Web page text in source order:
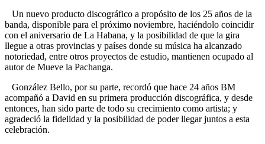
Un nuevo producto discográfico a propósito de los 25 años de la
banda, disponible para el próximo noviembre, haciéndolo coincidir
con el aniversario de La Habana, y la posibilidad de que la gira
llegue a otras provincias y países donde su música ha alcanzado
notoriedad, entre otros proyectos de estudio, mantienen ocupado al
autor de Mueve la Pachanga.
González Bello, por su parte, recordó que hace 24 años BM
acompañó a David en su primera producción discográfica, y desde
entonces, han sido parte de todo su crecimiento como artista; y
agradeció la fidelidad y la posibilidad de poder llegar juntos a esta
celebración.